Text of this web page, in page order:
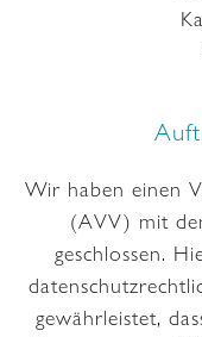
Wir haben einen
(AVV) mit
geschlossen.
gewährleistet,